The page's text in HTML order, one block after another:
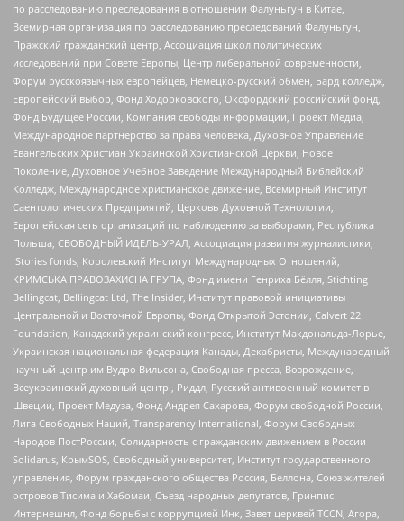
по расследованию преследования в отношении Фалуньгун в Китае,
Всемирная организация по расследованию преследований Фалуньгун,
Пражский гражданский центр, Ассоциация школ политических
исследований при Совете Европы, Центр либеральной современности,
Форум русскоязычных европейцев, Немецко-русский обмен, Бард колледж,
Европейский выбор, Фонд Ходорковского, Оксфордский российский фонд,
Фонд Будущее России, Компания свободы информации, Проект Медиа,
Международное партнерство за права человека, Духовное Управление
Евангельских Христиан Украинской Христианской Церкви, Новое
Поколение, Духовное Учебное Заведение Международный Библейский
Колледж, Международное христианское движение, Всемирный Институт
Саентологических Предприятий, Церковь Духовной Технологии,
Европейская сеть организаций по наблюдению за выборами, Республика
Польша, СВОБОДНЫЙ ИДЕЛЬ-УРАЛ, Ассоциация развития журналистики,
IStories fonds, Королевский Институт Международных Отношений,
КРИМСЬКА ПРАВОЗАХИСНА ГРУПА, Фонд имени Генриха Бёлля, Stichting
Bellingcat, Bellingcat Ltd, The Insider, Институт правовой инициативы
Центральной и Восточной Европы, Фонд Открытой Эстонии, Calvert 22
Foundation, Канадский украинский конгресс, Институт Макдональда-Лорье,
Украинская национальная федерация Канады, Декабристы, Международный
научный центр им Вудро Вильсона, Свободная пресса, Возрождение,
Всеукраинский духовный центр , Риддл, Русский антивоенный комитет в
Швеции, Проект Медуза, Фонд Андрея Сахарова, Форум свободной России,
Лига Свободных Наций, Transparеncy International, Форум Свободных
Народов ПостРоссии, Солидарность с гражданским движением в России –
Solidarus, КрымSOS, Свободный университет, Институт государственного
управления, Форум гражданского общества Россия, Беллона, Союз жителей
островов Тисима и Хабомаи, Съезд народных депутатов, Гринпис
Интернешнл, Фонд борьбы с коррупцией Инк, Завет церквей TCCN, Агора,